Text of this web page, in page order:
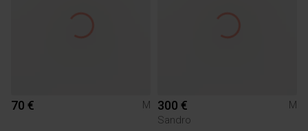
70 € M 300 €
M
Sandro